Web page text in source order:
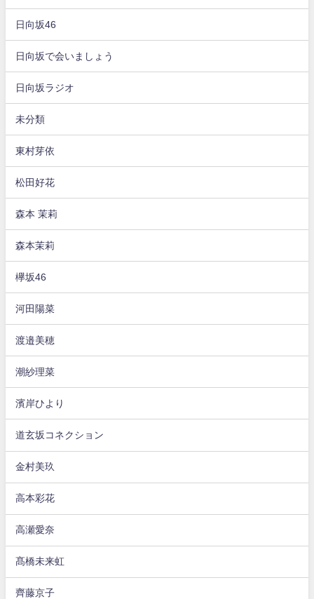
日向坂46
日向坂で会いましょう
日向坂ラジオ
未分類
東村芽依
松田好花
森本 茉莉
森本茉莉
欅坂46
河田陽菜
渡邉美穂
潮紗理菜
濱岸ひより
道玄坂コネクション
金村美玖
高本彩花
高瀬愛奈
髙橋未来虹
齊藤京子